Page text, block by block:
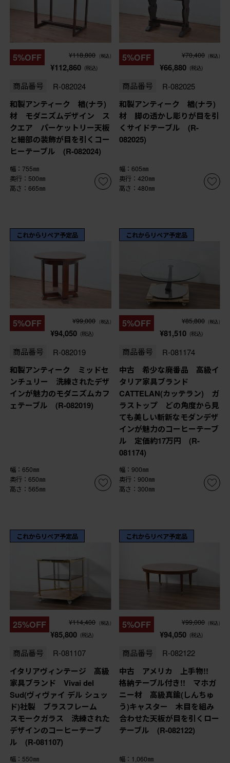
5%OFF ¥118,800 (税込)
¥112,860 (税込)
商品番号 R-082024
和製アンティーク 楢(ナラ)
材 モダニズムデザイン ス
クエア パーケットリー天板
と細部の装飾が目を引くコー
ヒーテーブル (R-082024)
幅：755㎜
奥行：500㎜
高さ：665㎜
5%OFF ¥70,400 (税込)
¥66,880 (税込)
商品番号 R-082025
和製アンティーク 楢(ナラ)
材 脚の透かし彫りが目を引
くサイドテーブル (R-
082025)
幅：605㎜
奥行：420㎜
高さ：480㎜
これからリペア予定品
5%OFF ¥99,000 (税込)
¥94,050 (税込)
商品番号 R-082019
和製アンティーク ミッドセ
ンチュリー 洗練されたデザ
インが魅力のモダニズムカフ
ェテーブル (R-082019)
幅：650㎜
奥行：650㎜
高さ：565㎜
これからリペア予定品
5%OFF ¥85,800 (税込)
¥81,510 (税込)
商品番号 R-081174
中古 希少な廃番品 高級イ
タリア家具ブランド
CATTELAN(カッテラン) ガ
ラストップ どの角度から見
ても美しい斬新なモダンデザ
インが魅力のコーヒーテーブ
ル 定価約17万円 (R-
081174)
幅：900㎜
奥行：900㎜
高さ：300㎜
これからリペア予定品
25%OFF ¥114,400 (税込)
¥85,800 (税込)
商品番号 R-081107
イタリアヴィンテージ 高級
家具ブランド Vivai del
Sud(ヴィヴァイ デル シュッ
ド)社製 ブラスフレーム
スモークガラス 洗練された
デザインのコーヒーテーブ
ル (R-081107)
幅：550㎜
これからリペア予定品
5%OFF ¥99,000 (税込)
¥94,050 (税込)
商品番号 R-082122
中古 アメリカ 上手物!!
格納テーブル付き!! マホガ
ニー材 高級真鍮(しんちゅ
う)キャスター 木目を組み
合わせた天板が目を引くロー
テーブル (R-082122)
幅：1,060㎜